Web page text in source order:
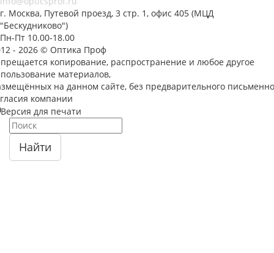
г. Москва, Путевой проезд, 3 стр. 1, офис 405 (МЦД
"Бескудниково")
Пн-Пт 10.00-18.00
- 2026 © Оптика Проф
копирование, распространение и любое другое
материалов,
на данном сайте, без предварительного
компании
Версия для печати
Найти